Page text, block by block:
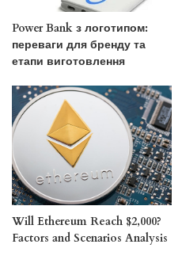
Power Bank з логотипом:
переваги для бренду та
етапи виготовлення
Will Ethereum Reach $2,000?
Factors and Scenarios Analysis